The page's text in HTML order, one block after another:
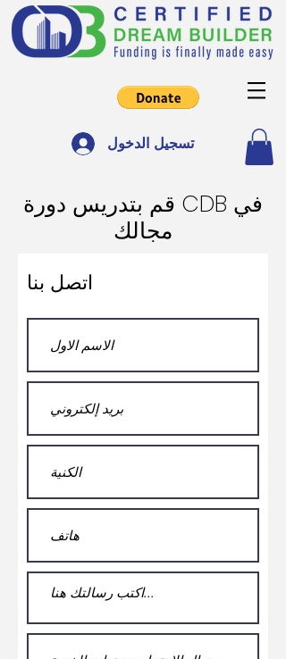
تسجيل الدخول
قم بتدريس دورة CDB في
مجالك
اتصل بنا